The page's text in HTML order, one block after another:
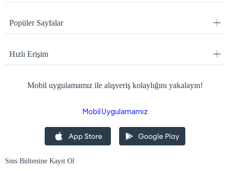
Popüler Sayfalar
Hızlı Erişim
Mobil uygulamamız ile alışveriş kolaylığını yakalayın!
Mobil Uygulamamız
Sms Bültenine Kayıt Ol